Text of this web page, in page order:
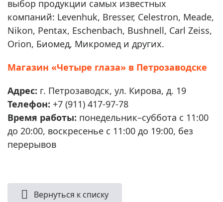
выбор продукции самых известных
компаний: Levenhuk, Bresser, Celestron, Meade,
Nikon, Pentax, Eschenbach, Bushnell, Carl Zeiss,
Orion, Биомед, Микромед и других.
Магазин «Четыре глаза» в Петрозаводске
Адрес: г. Петрозаводск, ул. Кирова, д. 19
Телефон: +7 (911) 417-97-78
Время работы: понедельник–суббота с 11:00
до 20:00, воскресенье с 11:00 до 19:00, без
перерывов
Вернуться к списку